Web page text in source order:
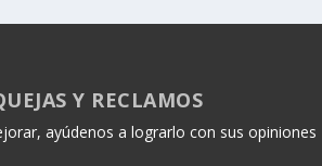
Y RECLAMOS
ayúdenos a lograrlo con sus opiniones